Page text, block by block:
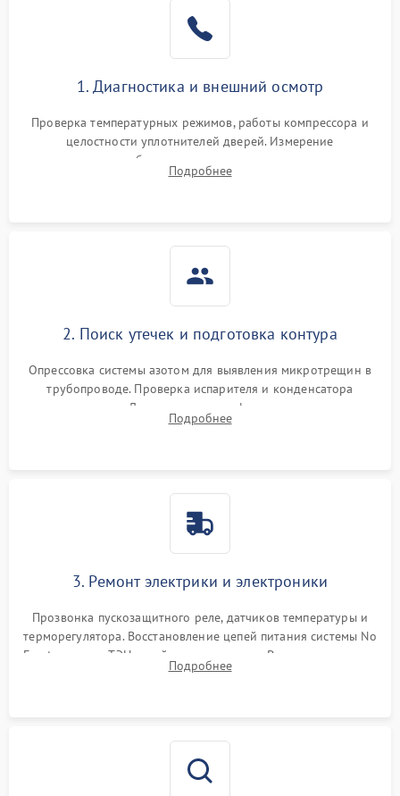
работе
2000 ₽ Подробнее →
1000 ₽
1800 ₽
1. Диагностика и внешний осмотр
Проверка температурных режимов, работы компрессора и
целостности уплотнителей дверей. Измерение
сопротивления обмоток мотора, проверка термостата и
считывание кодов ошибок с электронного дисплея.
Подробнее
2. Поиск утечек и подготовка контура
Опрессовка системы азотом для выявления микротрещин в
трубопроводе. Проверка испарителя и конденсатора
течеискателем. Демонтаж старого фильтра-осушителя и
продувка капиллярной трубки для устранения засоров.
Подробнее
3. Ремонт электрики и электроники
Прозвонка пускозащитного реле, датчиков температуры и
терморегулятора. Восстановление цепей питания системы No
Frost, включая ТЭН оттайки и вентилятор. Ремонт или замена
платы управления при сбоях алгоритмов.
Подробнее